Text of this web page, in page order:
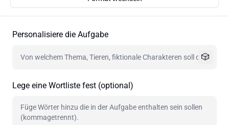
Personalisiere die Aufgabe
🎲
Lege eine Wortliste fest (optional)